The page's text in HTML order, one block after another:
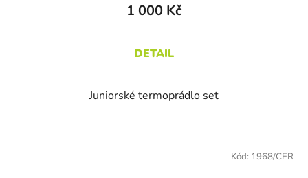
1 000 Kč
DETAIL
Juniorské termoprádlo set
Kód: 1968/CER